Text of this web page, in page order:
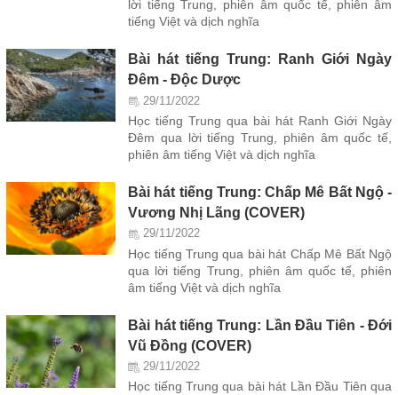
lời tiếng Trung, phiên âm quốc tế, phiên âm
tiếng Việt và dịch nghĩa
Bài hát tiếng Trung: Ranh Giới Ngày
Đêm - Độc Dược
29/11/2022
Học tiếng Trung qua bài hát Ranh Giới Ngày
Đêm qua lời tiếng Trung, phiên âm quốc tế,
phiên âm tiếng Việt và dịch nghĩa
Bài hát tiếng Trung: Chấp Mê Bất Ngộ -
Vương Nhị Lãng (COVER)
29/11/2022
Học tiếng Trung qua bài hát Chấp Mê Bất Ngộ
qua lời tiếng Trung, phiên âm quốc tế, phiên
âm tiếng Việt và dịch nghĩa
Bài hát tiếng Trung: Lần Đầu Tiên - Đới
Vũ Đồng (COVER)
29/11/2022
Học tiếng Trung qua bài hát Lần Đầu Tiên qua